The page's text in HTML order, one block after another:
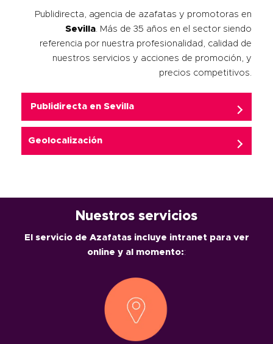
Publidirecta, agencia de azafatas y promotoras en
Sevilla . Más de 35 años en el sector siendo
referencia por nuestra profesionalidad, calidad de
nuestros servicios y acciones de promoción, y
precios competitivos.
Publidirecta en Sevilla
Geolocalización
Nuestros servicios
El servicio de Azafatas incluye intranet para ver
online y al momento::